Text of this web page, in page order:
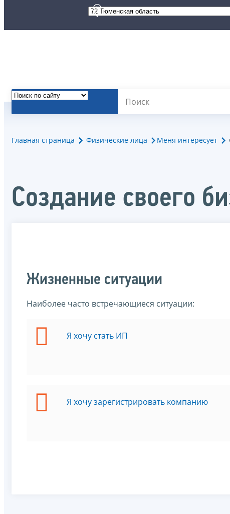
Главная страница Физические лица Меня интересует
Создание своего
Жизненные ситуации
Наиболее часто встречающиеся ситуации:
Я хочу стать ИП
Я хочу зарегистрировать компанию